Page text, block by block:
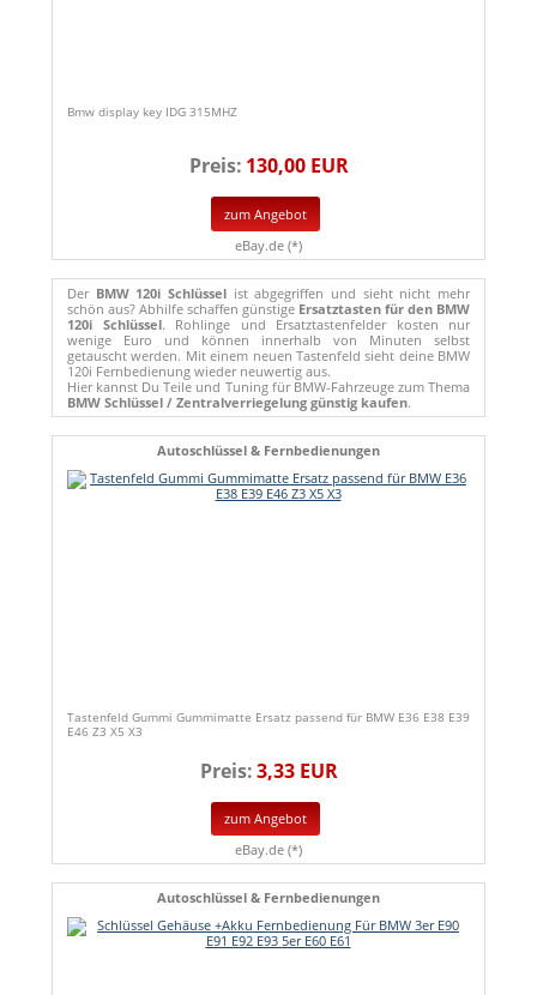
Bmw display key IDG 315MHZ
Preis: 130,00 EUR
zum Angebot
eBay.de (*)
Der BMW 120i Schlüssel ist abgegriffen und sieht nicht mehr
schön aus? Abhilfe schaffen günstige Ersatztasten für den BMW
120i Schlüssel. Rohlinge und Ersatztastenfelder kosten nur
wenige Euro und können innerhalb von Minuten selbst
getauscht werden. Mit einem neuen Tastenfeld sieht deine BMW
120i Fernbedienung wieder neuwertig aus.
Hier kannst Du Teile und Tuning für BMW-Fahrzeuge zum Thema
BMW Schlüssel / Zentralverriegelung günstig kaufen.
Autoschlüssel & Fernbedienungen
Tastenfeld Gummi Gummimatte Ersatz passend für BMW E36 E38 E39
E46 Z3 X5 X3
Preis:3,33 EUR
zum Angebot
eBay.de (*)
Autoschlüssel & Fernbedienungen